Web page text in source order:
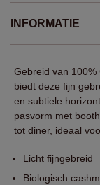
INFORMATIE
Gebreid van 100%
biedt deze fijn
en subtiele
pasvorm met
tot diner, ideaal
Licht fijngebreid
Biologisch